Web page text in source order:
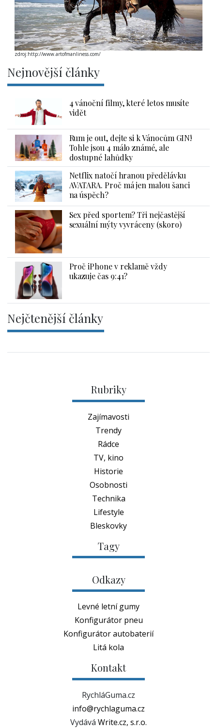
zdroj:http://www.artofmanliness.com/
Nejnovější články
4 vánoční filmy, které letos musíte
vidět
Rum je out, dejte si k Vánocům GIN!
Tohle jsou 4 málo známé, ale
dostupné lahůdky
Netflix natočí hranou předělávku
AVATARA. Proč má jen malou šanci
na úspěch?
Sex před sportem? Tři nejčastější
sexuální mýty vyvráceny (skoro)
Proč iPhone v reklamě vždy
ukazuje čas 9:41?
Nejčtenější články
Rubriky
Zajímavosti
Trendy
Rádce
TV, kino
Historie
Osobnosti
Technika
Lifestyle
Bleskovky
Tagy
Odkazy
Levné letní gumy
Konfigurátor pneu
Konfigurátor autobaterií
Litá kola
Kontakt
RychláGuma.cz
info@rychlaguma.cz
Vydává Write.cz, s.r.o.